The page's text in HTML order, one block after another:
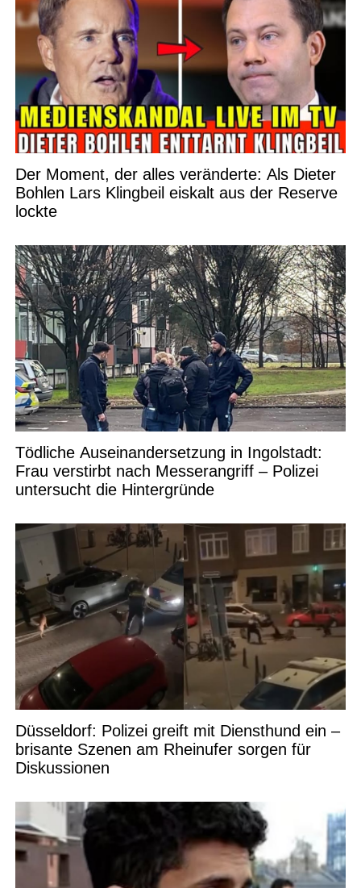
Der Moment, der alles veränderte: Als Dieter
Bohlen Lars Klingbeil eiskalt aus der Reserve
lockte
Tödliche Auseinandersetzung in Ingolstadt:
Frau verstirbt nach Messerangriff – Polizei
untersucht die Hintergründe
Düsseldorf: Polizei greift mit Diensthund ein –
brisante Szenen am Rheinufer sorgen für
Diskussionen